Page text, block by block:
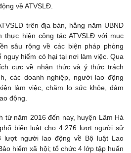
về ATVSLĐ.
trên địa bàn, hằng năm UBND
thực hiện công tác ATVSLĐ với mục
sâu rộng về các biện pháp phòng
nguy hiểm có hại tại nơi làm việc. Qua
cực về nhận thức và ý thức trách
các doanh nghiệp, người lao động
làm việc, chăm lo sức khỏe, đảm
động.
từ năm 2016 đến nay, huyện Lâm Hà
biến luật cho 4.276 lượt người sử
lượt người lao động về Bộ luật Lao
hiểm xã hội; tổ chức 4 lớp tập huấn